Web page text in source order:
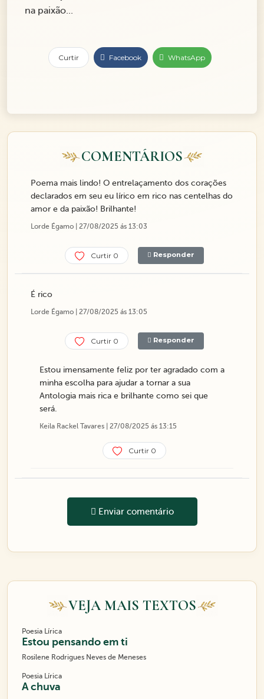
na paixão...
Curtir Facebook WhatsApp
COMENTÁRIOS
Poema mais lindo! O entrelaçamento dos corações
declarados em seu eu lírico em rico nas centelhas do
amor e da paixão! Brilhante!
Lorde Égamo | 27/08/2025 ás 13:03
Curtir 0 Responder
É rico
Lorde Égamo | 27/08/2025 ás 13:05
Curtir 0 Responder
Estou imensamente feliz por ter agradado com a
minha escolha para ajudar a tornar a sua
Antologia mais rica e brilhante como sei que
será.
Keila Rackel Tavares | 27/08/2025 ás 13:15
Curtir 0
Enviar comentário
VEJA MAIS TEXTOS
Poesia Lírica
Estou pensando em ti
Rosilene Rodrigues Neves de Meneses
Poesia Lírica
A chuva